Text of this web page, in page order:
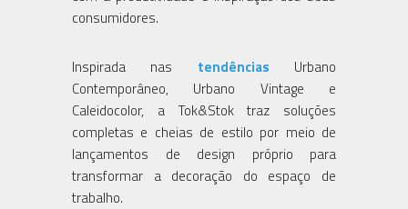
consumidores.
Inspirada nas tendências Urbano
Contemporâneo, Urbano Vintage e
Caleidocolor, a Tok&Stok traz soluções
completas e cheias de estilo por meio de
lançamentos de design próprio para
transformar a decoração do espaço de
trabalho.